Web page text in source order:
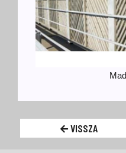
VISSZA